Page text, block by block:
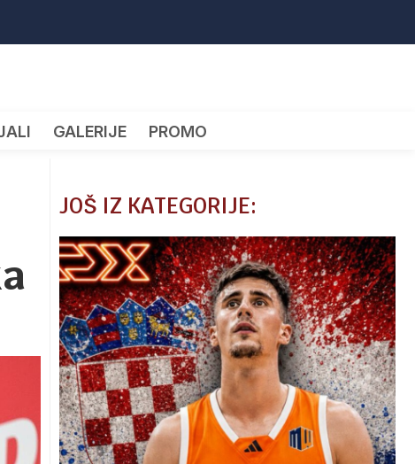
GALERIJE PROMO
JOŠ IZ KATEGORIJE: